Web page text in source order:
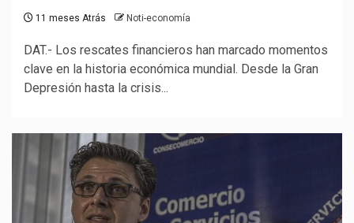
11 meses Atrás Noti-economía
DAT.- Los rescates financieros han marcado momentos
clave en la historia económica mundial. Desde la Gran
Depresión hasta la crisis...